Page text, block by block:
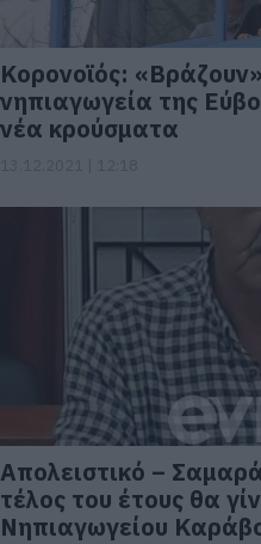
Κορονοϊός:
νηπιαγωγεία της
νέα κρούσματα
Απολειστικό –
τέλος του έτους θα
Νηπιαγωγείου